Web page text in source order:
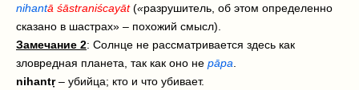
nihantā śāstraniścayāt («разрушитель, об этом определенно
сказано в шастрах» – похожий смысл).
Замечание 2: Солнце не рассматривается здесь как
зловредная планета, так как оно не pāpa.
nihantṛ– убийца; кто и что убивает.